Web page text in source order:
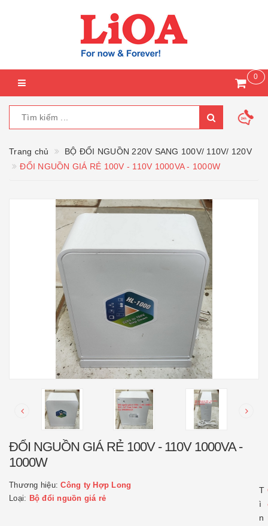
0
Trang chủ
BỘ ĐỔI NGUỒN 220V SANG 100V/ 110V/ 120V
ĐỔI NGUỒN GIÁ RẺ 100V - 110V 1000VA - 1000W
ĐỔI NGUỒN GIÁ RẺ 100V - 110V 1000VA -
1000W
Thương hiệu:Công ty Hợp Long
Loại: Bộ đổi nguồn giá rẻ
T
ì
n